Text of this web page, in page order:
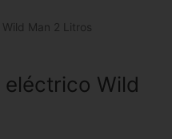
Man 2 Litros
Wild